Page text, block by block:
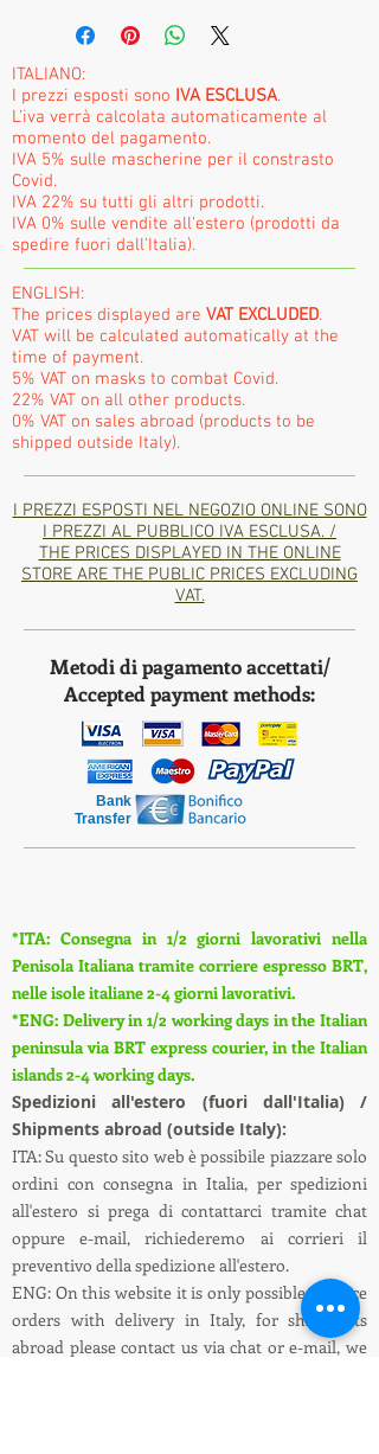
ITALIANO:
I prezzi esposti sono IVA ESCLUSA.
L'iva verrà calcolata automaticamente al
momento del pagamento.
IVA 5% sulle mascherine per il constrasto
Covid.
IVA 22% su tutti gli altri prodotti.
IVA 0% sulle vendite all'estero (prodotti da
spedire fuori dall'Italia).
ENGLISH:
The prices displayed are VAT EXCLUDED.
VAT will be calculated automatically at the
time of payment.
5% VAT on masks to combat Covid.
22% VAT on all other products.
0% VAT on sales abroad (products to be
shipped outside Italy).
I PREZZI ESPOSTI NEL NEGOZIO ONLINE SONO
I PREZZI AL PUBBLICO IVA ESCLUSA. /
THE PRICES DISPLAYED IN THE ONLINE
STORE ARE THE PUBLIC PRICES EXCLUDING
VAT.
Metodi di pagamento accettati/
Accepted payment methods:
Bank
Transfer
*ITA: Consegna in 1/2 giorni lavorativi nella
Penisola Italiana tramite corriere espresso BRT,
nelle isole italiane 2-4 giorni lavorativi.
*ENG: Delivery in 1/2 working days in the Italian
peninsula via BRT express courier, in the Italian
islands 2-4 working days.
Spedizioni all'estero (fuori dall'Italia) /
Shipments abroad (outside Italy):
ITA: Su questo sito web è possibile piazzare solo
ordini con consegna in Italia, per spedizioni
all'estero si prega di contattarci tramite chat
oppure e-mail, richiederemo ai corrieri il
preventivo della spedizione all'estero.
ENG: On this website it is only possible to place
orders with delivery in Italy, for shipments
abroad please contact us via chat or e-mail, we